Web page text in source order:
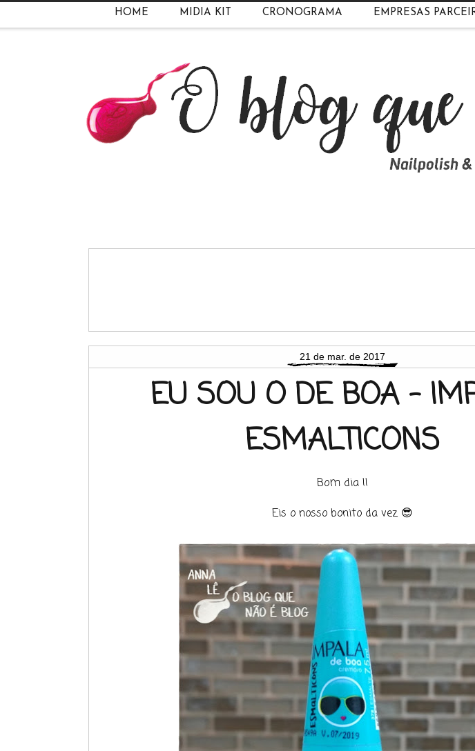
HOME MIDIA KIT CRONOGRAMA EMPRESAS
21 de mar. de 2017
EU SOU O DE BOA -
ESMALTICONS
Bom dia !!
Eis o nosso bonito da vez 😎